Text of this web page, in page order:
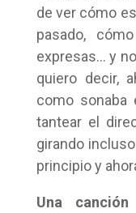
de ver cómo
pasado,
expresas… y
quiero decir,
como sonaba
tantear el
girando
principio y
Una canción